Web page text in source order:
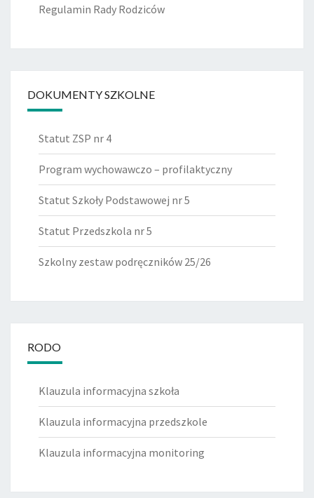
Regulamin Rady Rodziców
DOKUMENTY SZKOLNE
Statut ZSP nr 4
Program wychowawczo – profilaktyczny
Statut Szkoły Podstawowej nr 5
Statut Przedszkola nr 5
Szkolny zestaw podręczników 25/26
RODO
Klauzula informacyjna szkoła
Klauzula informacyjna przedszkole
Klauzula informacyjna monitoring